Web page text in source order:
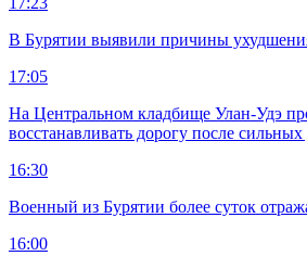
В Бурятии выявили причины
17:05
На Центральном кладбище Улан-Удэ
восстанавливать дорогу после
16:30
Военный из Бурятии более суток
16:00